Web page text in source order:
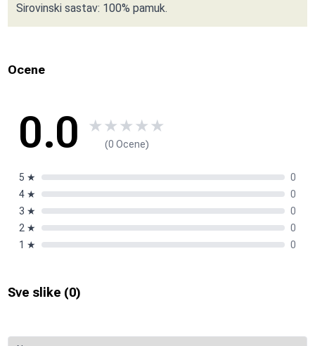
Sirovinski sastav: 100% pamuk.
Ocene
0.0 ★★★★★
(0 Ocene)
5 ★
0
4 ★
0
3 ★
0
2 ★
0
1 ★ 0
Sve slike (0)